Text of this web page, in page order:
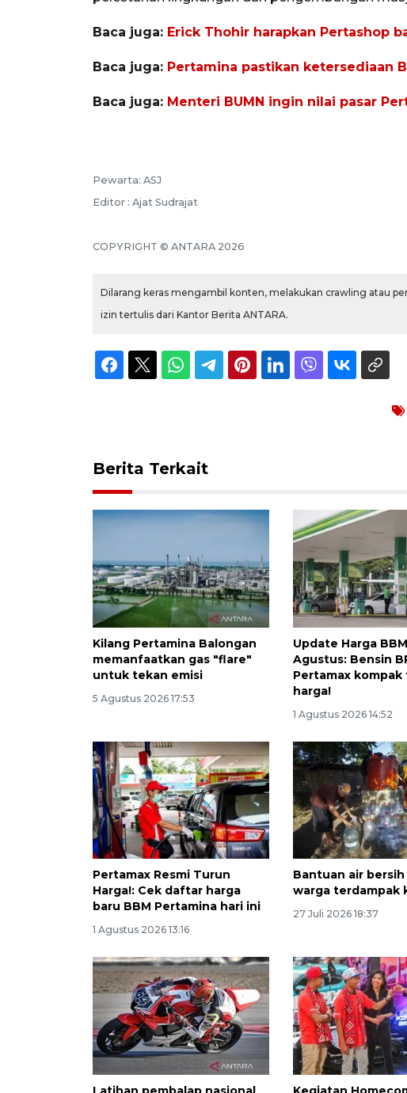
Baca juga: Erick Thohir harapkan Pertashop
Baca juga: Pertamina pastikan ketersediaan
Baca juga: Menteri BUMN ingin nilai pasar
Pewarta: ASJ
Editor : Ajat Sudrajat
COPYRIGHT © ANTARA 2026
Dilarang keras mengambil konten, melakukan crawling atau
izin tertulis dari Kantor Berita ANTARA.
Berita Terkait
Kilang Pertamina Balongan
memanfaatkan gas "flare"
untuk tekan emisi
5 Agustus 2026 17:53
Update Harga
Agustus: Bensin
Pertamax kompak
harga!
1 Agustus 2026 14:52
Pertamax Resmi Turun
Harga!: Cek daftar harga
baru BBM Pertamina hari ini
1 Agustus 2026 13:16
Bantuan air
warga terdampak
27 Juli 2026 18:37